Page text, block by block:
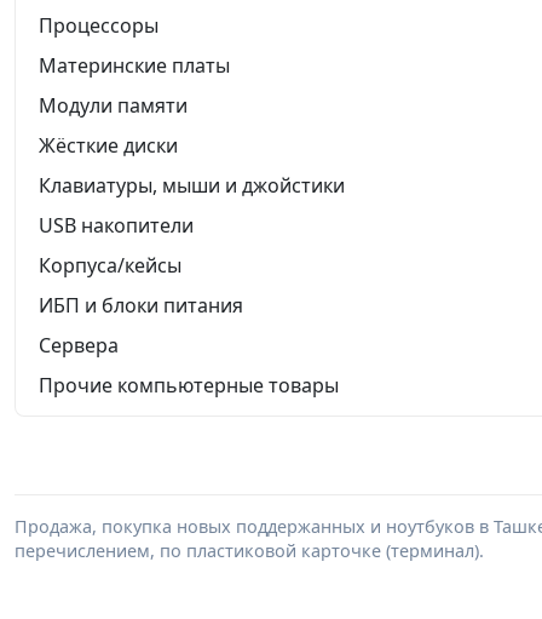
Процессоры
Материнские платы
Модули памяти
Жёсткие диски
Клавиатуры, мыши и джойстики
USB накопители
Корпуса/кейсы
ИБП и блоки питания
Сервера
Прочие компьютерные товары
Продажа, покупка новых поддержанных и ноутбуков в
перечислением, по пластиковой карточке (терминал).